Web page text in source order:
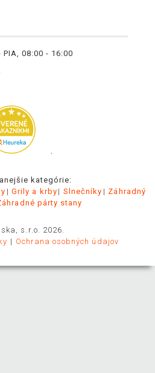
PIA, 08:00 - 16:00
.
kategórie:
Grily a krby Slnečníky
Záhradný
párty stany
s.r.o. 2026.
Ochrana osobných údajov